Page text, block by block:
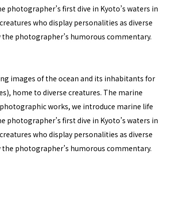
first dive in Kyoto’s waters in
who display personalities as diverse
photographer’s humorous commentary.
images of the ocean and its inhabitants for
home to diverse creatures. The marine
works, we introduce marine life
first dive in Kyoto’s waters in
who display personalities as diverse
photographer’s humorous commentary.